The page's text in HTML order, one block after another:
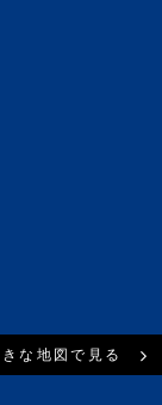
な地図で見る